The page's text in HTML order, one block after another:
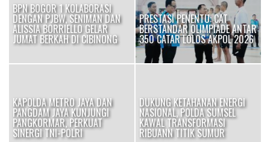
BPN BOGOR 1 KOLABORASI
DENGAN PJBW, SENIMAN DAN
ALISSIA BORRIELLO GELAR
JUMAT BERKAH DI CIBINONG
PRESTASI PENENTU: CAT
BERSTANDAR OLIMPIADE ANTAR
350 CATAR LOLOS AKPOL 2026
KAPOLDA METRO JAYA DAN
PANGDAM JAYA KUNJUNGI
PANGKORMAR, PERKUAT
SINERGI TNI-POLRI
DUKUNG KETAHANAN ENERGI
NASIONAL, POLDA SUMSEL
KAWAL TRANSFORMASI
RIBUANN TITIK SUMUR